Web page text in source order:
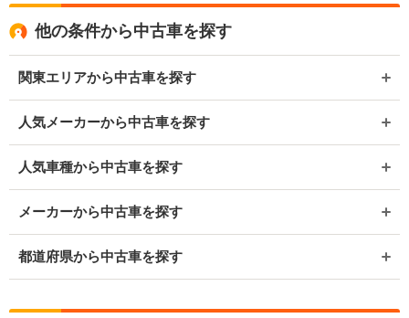
他の条件から中古車を探す
関東エリアから中古車を探す
人気メーカーから中古車を探す
人気車種から中古車を探す
メーカーから中古車を探す
都道府県から中古車を探す